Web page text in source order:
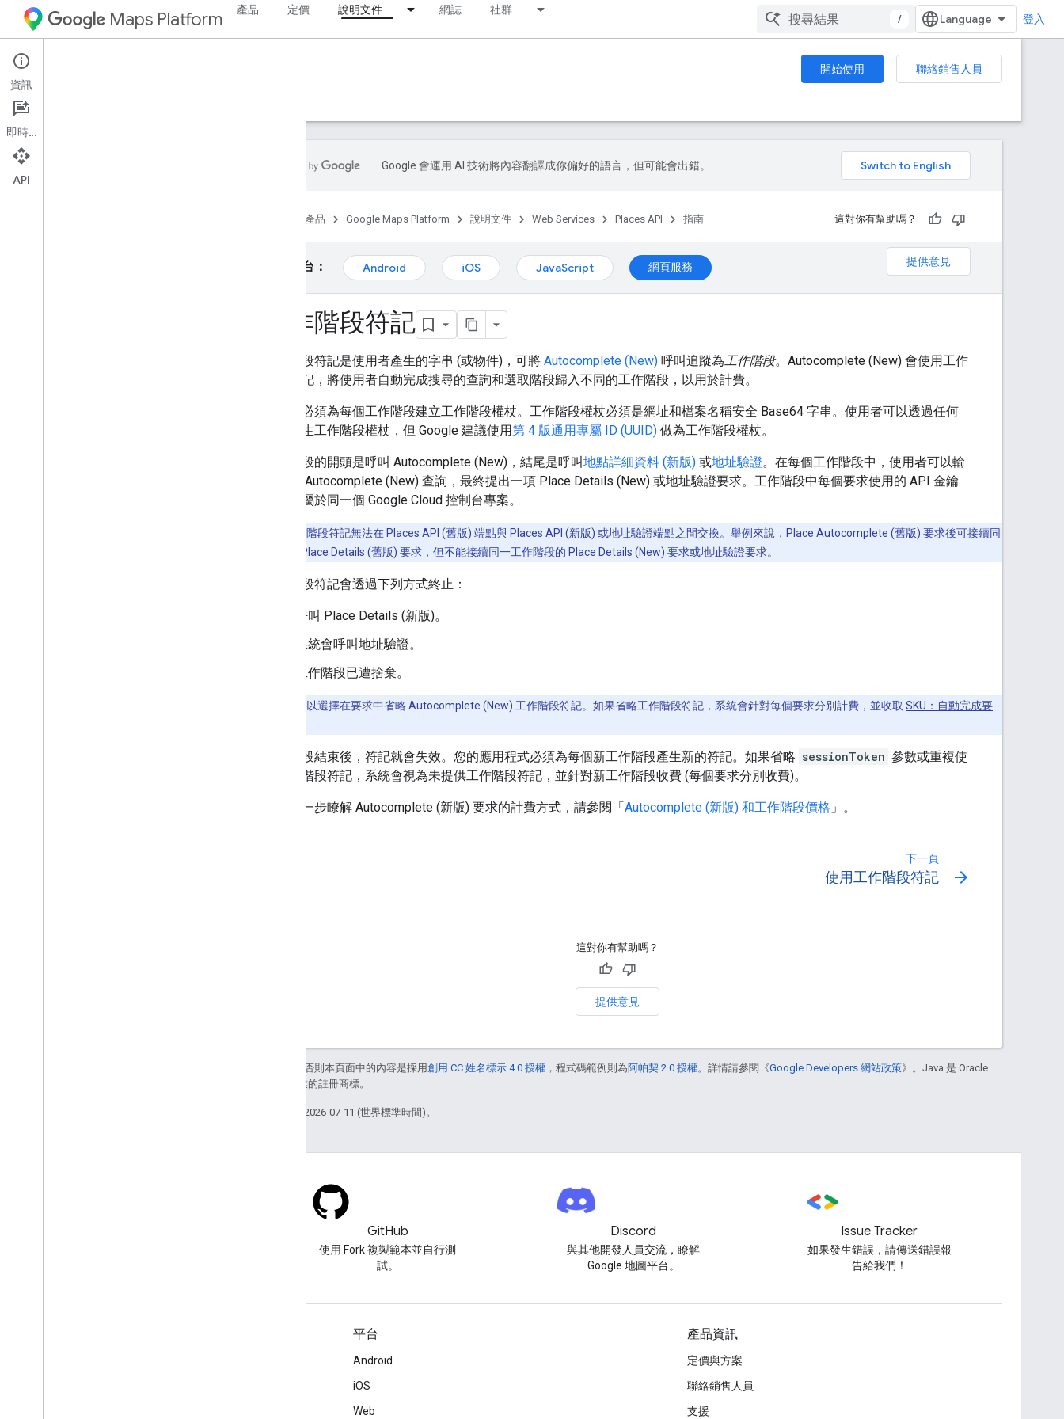
Maps Platform 產品 定價 說明文件 網誌 社群
/ 登入
Web Services 開始使用
聯絡銷售人員
指南
Google 會運用 AI 技術將內容翻譯成你偏好的語言，但可能會出錯。
產品 Google Maps Platform 說明文件 Web Services Places API 指南 這對你有幫助嗎？
提供意見
選取平台： Android iOS JavaScript 網頁服務
工作階段符記
工作階段符記是使用者產生的字串 (或物件)，可將 Autocomplete (New) 呼叫追蹤為工作階段。Autocomplete (New) 會使用工作
階段符記，將使用者自動完成搜尋的查詢和選取階段歸入不同的工作階段，以用於計費。
使用者必須為每個工作階段建立工作階段權杖。工作階段權杖必須是網址和檔案名稱安全 Base64 字串。使用者可以透過任何
方式產生工作階段權杖，但 Google 建議使用第 4 版通用專屬 ID (UUID) 做為工作階段權杖。
工作階段的開頭是呼叫 Autocomplete (New)，結尾是呼叫地點詳細資料 (新版) 或地址驗證。在每個工作階段中，使用者可以輸
入多筆 Autocomplete (New) 查詢，最終提出一項 Place Details (New) 或地址驗證要求。工作階段中每個要求使用的 API 金鑰
必須隸屬於同一個 Google Cloud 控制台專案。
工作階段符記無法在 Places API (舊版) 端點與 Places API (新版) 或地址驗證端點之間交換。舉例來說， Place Autocomplete (舊版) 要求後可接續同
一工作階段的 Place Details (舊版) 要求，但不能接續同一工作階段的 Place Details (New) 要求或地址驗證要求。
工作階段符記會透過下列方式終止：
呼叫 Place Details (新版)。
系統會呼叫地址驗證。
工作階段已遭捨棄。
您可以選擇在要求中省略 Autocomplete (New) 工作階段符記。如果省略工作階段符記，系統會針對每個要求分別計費，並收取 SKU：自動完成要
工作階段結束後，符記就會失效。您的應用程式必須為每個新工作階段產生新的符記。如果省略 sessionToken 參數或重複使
用工作階段符記，系統會視為未提供工作階段符記，並針對新工作階段收費 (每個要求分別收費)。
如要進一步瞭解 Autocomplete (新版) 要求的計費方式，請參閱「Autocomplete (新版) 和工作階段價格 」。
下一頁
使用工作階段符記 arrow_forward
這對你有幫助嗎？
提供意見
除非另有註明，否則本頁面中的內容是採用創用 CC 姓名標示 4.0 授權 ，程式碼範例則為阿帕契 2.0 授權。詳情請參閱《Google Developers 網站政策》。Java 是 Oracle
和/或其關聯企業的註冊商標。
上次更新時間：2026-07-11 (世界標準時間)。
GitHub
使用 Fork 複製範本並自行測
試。
Discord
與其他開發人員交流，瞭解
Google 地圖平台。
Issue Tracker
如果發生錯誤，請傳送錯誤報
告給我們！
平台
Android
iOS
Web
產品資訊
定價與方案
聯絡銷售人員
支援
資訊
即時通訊
API